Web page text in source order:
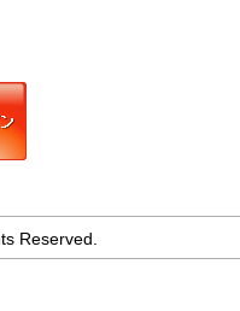
Reserved.